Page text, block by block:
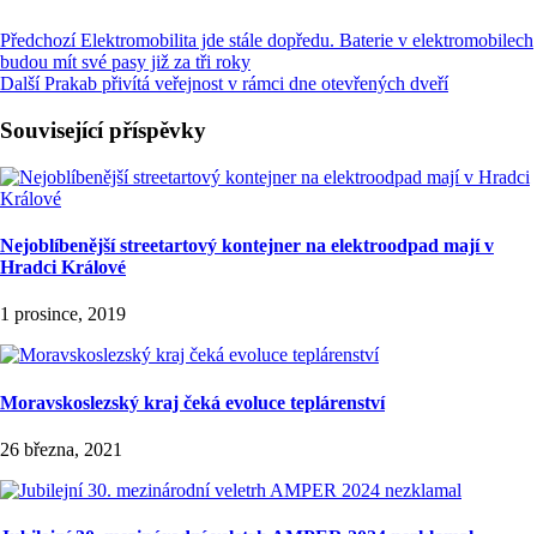
Předchozí Elektromobilita jde stále dopředu. Baterie v elektromobilech
budou mít své pasy již za tři roky
Další Prakab přivítá veřejnost v rámci dne otevřených dveří
Související příspěvky
Nejoblíbenější streetartový kontejner na elektroodpad mají v
Hradci Králové
1 prosince, 2019
Moravskoslezský kraj čeká evoluce teplárenství
26 března, 2021